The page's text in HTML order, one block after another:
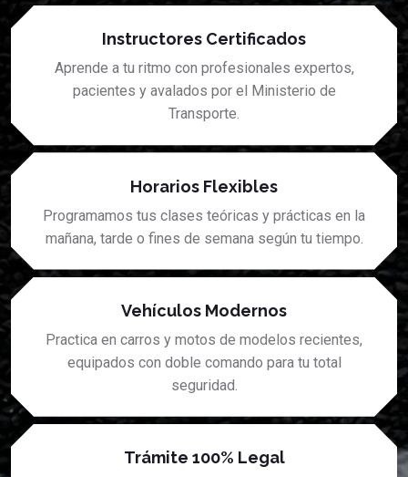
Instructores Certificados
Aprende a tu ritmo con profesionales expertos,
pacientes y avalados por el Ministerio de
Transporte.
Horarios Flexibles
Programamos tus clases teóricas y prácticas en la
mañana, tarde o fines de semana según tu tiempo.
Vehículos Modernos
Practica en carros y motos de modelos recientes,
equipados con doble comando para tu total
seguridad.
Trámite 100% Legal